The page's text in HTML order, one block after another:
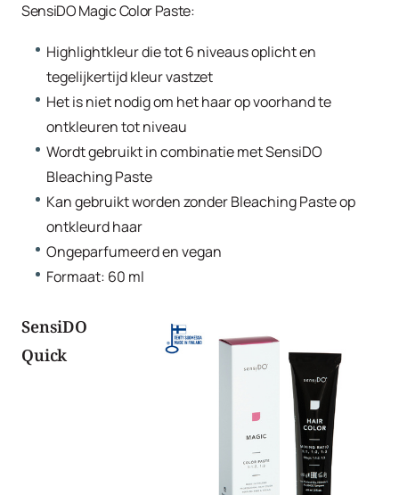
SensiDO Magic Color Paste:
Highlightkleur die tot 6 niveaus oplicht en
tegelijkertijd kleur vastzet
Het is niet nodig om het haar op voorhand te
ontkleuren tot niveau
Wordt gebruikt in combinatie met SensiDO
Bleaching Paste
Kan gebruikt worden zonder Bleaching Paste op
ontkleurd haar
Ongeparfumeerd en vegan
Formaat: 60 ml
SensiDO
Quick